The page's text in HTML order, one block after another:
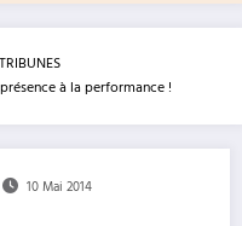
à la performance !
10 Mai 2014